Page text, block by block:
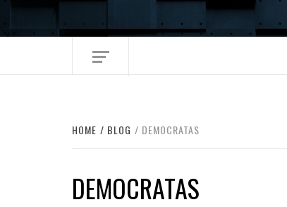
HOME BLOG DEMOCRATAS
DEMOCRATAS